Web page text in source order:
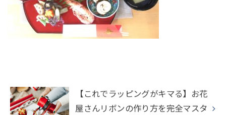
【これでラッピングがキマる】お花
屋さんリボンの作り方を完全マスタ